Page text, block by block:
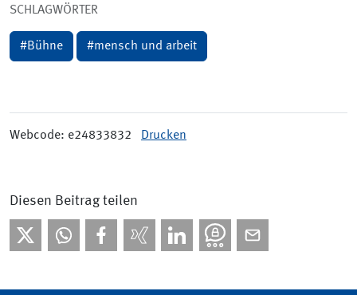
SCHLAGWÖRTER
#Bühne #mensch und arbeit
Webcode: e24833832 Drucken
Diesen Beitrag teilen